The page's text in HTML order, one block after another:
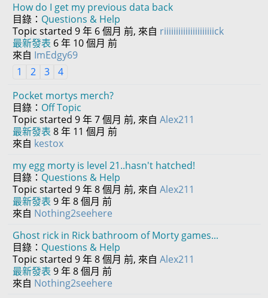
How do I get my previous data back
目錄： Questions & Help
Topic started 9 年 6 個月 前, 來自 riiiiiiiiiiiiiiiiiiiiick
最新發表 6 年 10 個月 前
來自 ImEdgy69
1
2 3
4
Pocket mortys merch?
目錄： Off Topic
Topic started 9 年 7 個月 前, 來自 Alex211
最新發表 8 年 11 個月 前
來自 kestox
my egg morty is level 21..hasn't hatched!
目錄： Questions & Help
Topic started 9 年 8 個月 前, 來自 Alex211
最新發表 9 年 8 個月 前
來自 Nothing2seehere
Ghost rick in Rick bathroom of Morty games...
目錄： Questions & Help
Topic started 9 年 8 個月 前, 來自 Alex211
最新發表 9 年 8 個月 前
來自 Nothing2seehere